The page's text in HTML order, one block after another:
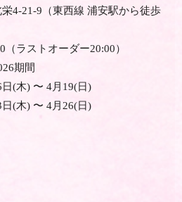
4-21-9（東西線 浦安駅から徒歩
（ラストオーダー20:00）
期間
日(木) 〜 4月19(日)
日(木) 〜 4月26(日)